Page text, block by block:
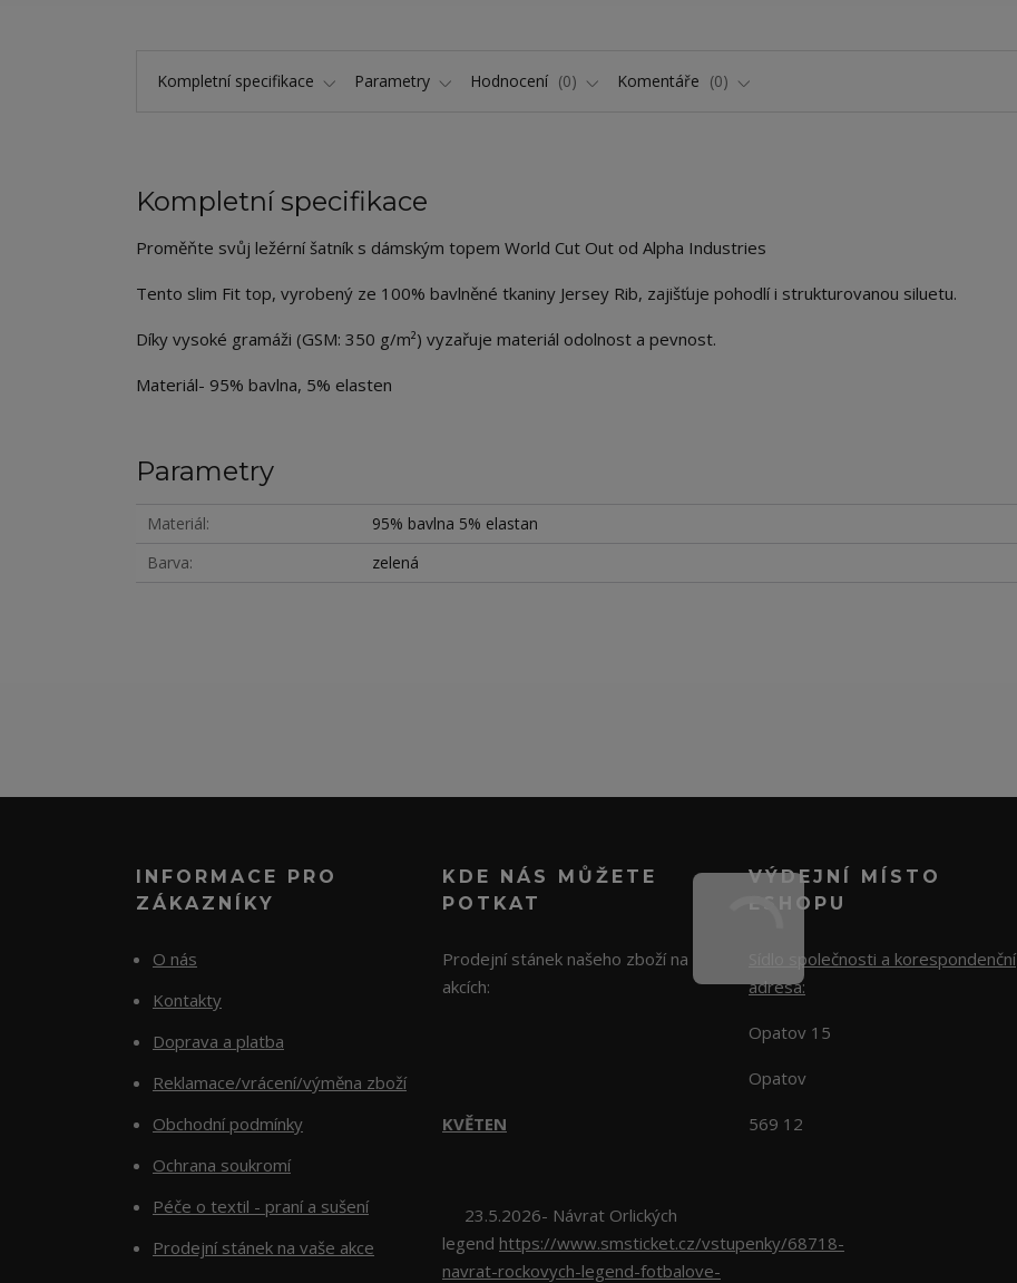
Kompletní specifikace Parametry Hodnocení 0 Komentáře 0
Kompletní specifikace
Proměňte svůj ležérní šatník s dámským topem World Cut Out od Alpha Industries
Tento slim Fit top, vyrobený ze 100% bavlněné tkaniny Jersey Rib, zajišťuje pohodlí i strukturovanou siluetu.
Díky vysoké gramáži (GSM: 350 g/m²) vyzařuje materiál odolnost a pevnost.
Materiál- 95% bavlna, 5% elasten
Parametry
Materiál
95% bavlna 5% elastan
Barva
zelená
INFORMACE PRO
ZÁKAZNÍKY
O nás
Kontakty
Doprava a platba
Reklamace/vrácení/výměna zboží
Obchodní podmínky
Ochrana soukromí
Péče o textil - praní a sušení
Prodejní stánek na vaše akce
KDE NÁS MŮŽETE
POTKAT
Prodejní stánek našeho zboží na
akcích:
KVĚTEN
23.5.2026- Návrat Orlických
legend https://www.smsticket.cz/vstupenky/68718-
navrat-rockovych-legend-fotbalove-
VÝDEJNÍ MÍSTO
ESHOPU
Sídlo společnosti a korespondenční
adresa:
Opatov 15
Opatov
569 12